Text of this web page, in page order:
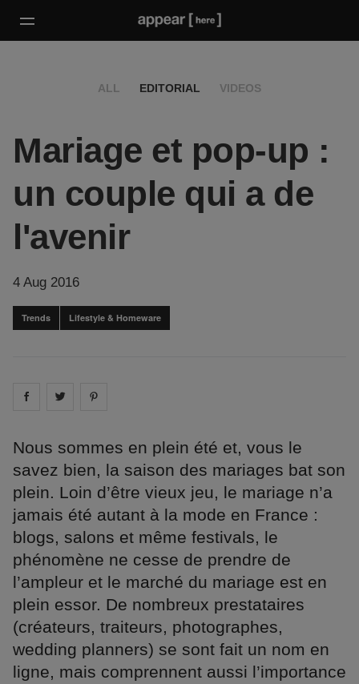
ALL EDITORIAL VIDEOS
Mariage et pop-up :
un couple qui a de
l'avenir
4 Aug 2016
Trends Lifestyle & Homeware
Share on facebook
Share on
Nous sommes en plein été et, vous le
savez bien, la saison des mariages bat son
plein. Loin d’être vieux jeu, le mariage n’a
jamais été autant à la mode en France :
blogs, salons et même festivals, le
phénomène ne cesse de prendre de
l’ampleur et le marché du mariage est en
plein essor. De nombreux prestataires
(créateurs, traiteurs, photographes,
wedding planners) se sont fait un nom en
ligne, mais comprennent aussi l’importance